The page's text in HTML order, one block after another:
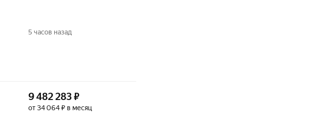
5 часов назад
9 482 283₽
от 34 064 ₽ в месяц